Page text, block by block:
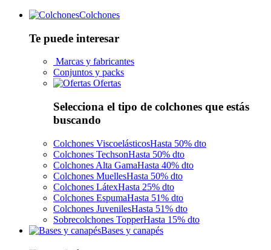
Colchones
Te puede interesar
Marcas y fabricantes
Conjuntos y packs
Ofertas
Selecciona el tipo de colchones que estás
buscando
Colchones ViscoelásticosHasta 50% dto
Colchones TechsonHasta 50% dto
Colchones Alta GamaHasta 40% dto
Colchones MuellesHasta 50% dto
Colchones LátexHasta 25% dto
Colchones EspumaHasta 51% dto
Colchones JuvenilesHasta 51% dto
Sobrecolchones TopperHasta 15% dto
Bases y canapés